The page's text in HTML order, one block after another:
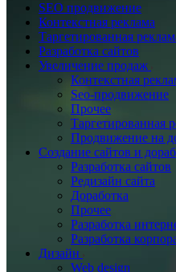
SEO продвижение
Контекстная реклама
Таргетированная
Разработка сайтов
Увеличение продаж
Контекстная
Seo-продвижение
Прочее
Таргетированная
Продвижение на
Создание сайтов и
Разработка сайтов
Редизайн сайта
Доработка
Прочее
Разработка
Разработка
Дизайн
Web design